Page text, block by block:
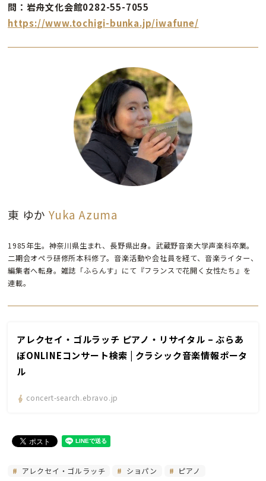
問：岩舟文化会館0282-55-7055
https://www.tochigi-bunka.jp/iwafune/
東 ゆか Yuka Azuma
1985年生。神奈川県生まれ、長野県出身。武蔵野音楽大学声楽科卒業。
二期会オペラ研修所本科修了。音楽活動や会社員を経て、音楽ライター、
編集者へ転身。雑誌「ふらんす」にて『フランスで花開く女性たち』を
連載。
アレクセイ・ゴルラッチ ピアノ・リサイタル – ぶらあ
ぼONLINEコンサート検索 | クラシック音楽情報ポータ
ル
concert-search.ebravo.jp
アレクセイ・ゴルラッチ ショパン
ピアノ